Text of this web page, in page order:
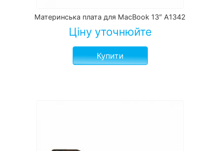
Материнська плата для MacBook 13″ A1342
Ціну уточнюйте
Купити